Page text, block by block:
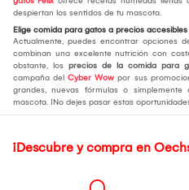
despiertan los sentidos de tu mascota.
Elige comida para gatos a precios
Actualmente, puedes encontrar opciones
combinan una excelente nutrición con
obstante, los precios de la comida para
campaña del Cyber Wow por sus
grandes, nuevas fórmulas o
mascota. ¡No dejes pasar estas
¡Descubre y compra en